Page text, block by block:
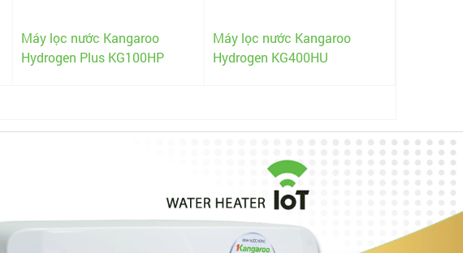
Máy lọc nước Kangaroo
Hydrogen Plus KG100HP
Máy lọc nước Kangaroo
Hydrogen KG400HU